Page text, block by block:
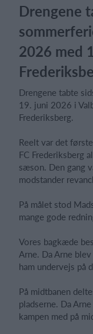
Drengene
2026 med
Drengene tabte
19. juni 2026 i
Frederiksberg.
Reelt var det
FC Frederiksberg
sæson. Den gang
modstander
På målet stod
mange gode
Vores bagkæde
Arne. Da Arne
ham undervejs på
På midtbanen
pladserne. Da
kampen med på